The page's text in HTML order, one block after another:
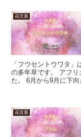
花言葉
「フウセントウワタ
の多年草です。 アフ
た。 6月から9月に下
花言葉